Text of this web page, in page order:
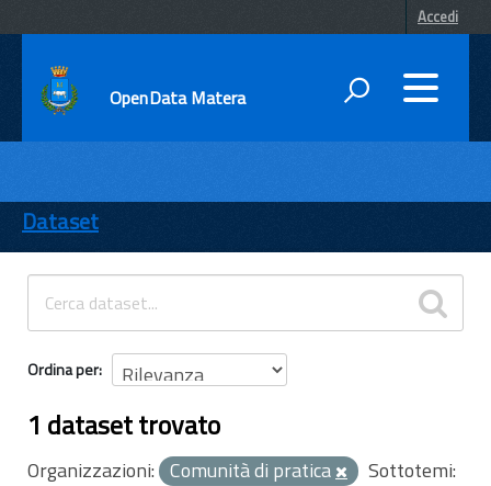
Accedi
OpenData Matera
ENTI
TEMI
INFORMAZIONI
Dataset
Ordina per
1 dataset trovato
Organizzazioni: Comunità di pratica
Sottotemi: